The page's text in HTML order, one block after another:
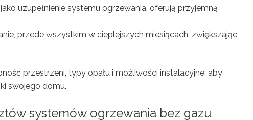
uzupełnienie systemu ogrzewania, oferują przyjemną
przede wszystkim w cieplejszych miesiącach, zwiększając
przestrzeni, typy opału i możliwości instalacyjne, aby
swojego domu.
systemów ogrzewania bez gazu